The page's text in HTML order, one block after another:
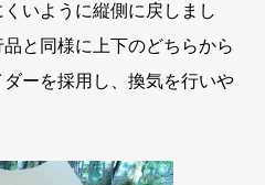
いように縦側に戻しまし
と同様に上下のどちらから
ーを採用し、換気を行いや